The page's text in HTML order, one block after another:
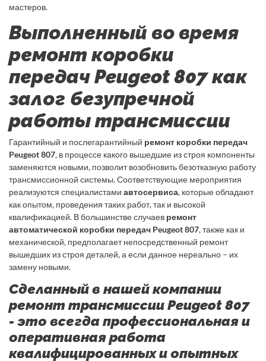
мастеров.
Выполненный во время
ремонт коробки
передач Peugeot 807 как
залог безупречной
работы трансмиссии
Гарантийный и послегарантийный ремонт коробки передач
Peugeot 807, в процессе какого вышедшие из строя компоненты
заменяются новыми, позволит возобновить безотказную работу
трансмиссионной системы. Соответствующие мероприятия
реализуются специалистами автосервиса, которые обладают
как опытом, проведения таких работ, так и высокой
квалификацией. В большинстве случаев ремонт
автоматической коробки передач Peugeot 807, также как и
механической, предполагает непосредственный ремонт
вышедших из строя деталей, а если данное нереально – их
замену новыми.
Сделанный в нашей компании
ремонт трансмиссии Peugeot 807
- это всегда профессиональная и
оперативная работа
квалифицированных и опытных